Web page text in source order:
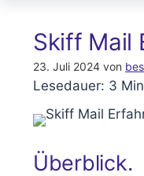
Skiff Mail
23. Juli 2024 von
Lesedauer: 3
Überblick.